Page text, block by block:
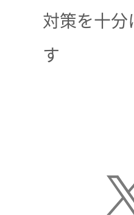
対策を十
す